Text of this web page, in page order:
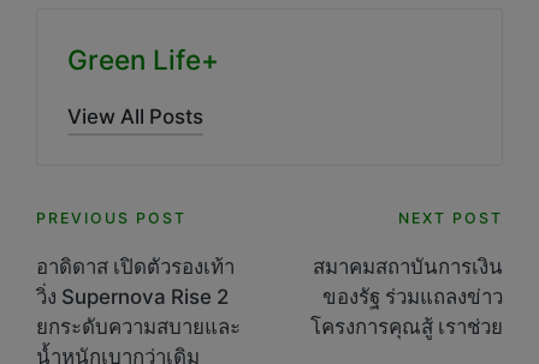
Green Life+
View All Posts
Post
navigation
PREVIOUS POST
อาดิดาส เปิดตัวรองเท้า
วิ่ง Supernova Rise 2
ยกระดับความสบายและ
น้ำหนักเบากว่าเดิม
NEXT POST
สมาคมสถาบันการเงิน
ของรัฐ ร่วมแถลงข่าว
โครงการคุณสู้ เราช่วย